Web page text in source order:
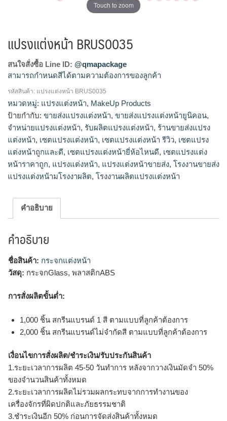
Touch to zoom
แปรงแต่งหน้า BRUS0035
สนใจสั่งซื้อ Line ID: @qmapackage
สามารถกำหนดสีได้ตามความต้องการของลูกค้า
แปรงแต่งหน้า, ขายส่งแปรงแต่งหน้า, ขายส่งแปรงแต่งหน้า
ยูนิคอน, จำหน่ายแปรงแต่งหน้า, รับผลิตแปรงแต่งหน้า, ร้าน
ขายส่งแปรงแต่งหน้า, เซตแปรงแต่งหน้า, เซตแปรงแต่งหน้า รีวิว,
เซตแปรงแต่งหน้าถูกและดี, เซตแปรงแต่งหน้ายี่ห้อไหนดี, เซต
แปรงแต่งหน้าราคาถูก, แปรงแต่งหน้า, แปรงแต่งหน้าขายส่ง,
โรงงานขายส่งแปรงแต่งหน้ามโรงงาผลิต, โรงงานผลิตแปรงแต่ง
หน้า
รหัสสินค้า: แปรงแต่งหน้า BRUS0035
หมวดหมู่: แปรงแต่งหน้า, MakeUp Products
ป้ายกำกับ: ขายส่งแปรงแต่งหน้า, ขายส่งแปรงแต่งหน้ายูนิคอน,
จำหน่ายแปรงแต่งหน้า, รับผลิตแปรงแต่งหน้า, ร้านขายส่งแปรง
แต่งหน้า, เซตแปรงแต่งหน้า, เซตแปรงแต่งหน้า รีวิว, เซตแปรง
แต่งหน้าถูกและดี, เซตแปรงแต่งหน้ายี่ห้อไหนดี, เซตแปรงแต่ง
หน้าราคาถูก, แปรงแต่งหน้า, แปรงแต่งหน้าขายส่ง, โรงงานขายส่ง
แปรงแต่งหน้ามโรงงาผลิต, โรงงานผลิตแปรงแต่งหน้า
คำอธิบาย
คำอธิบาย
ชื่อสินค้า: กระจกแต่งหน้า
วัสดุ: กระจกGlass, พลาสติกABS
การสั่งผลิตขั้นต่ำ:
1,000 ชิ้น สกรีนแบรนด์ 1 สี ตามแบบที่ลูกค้าต้องการ
2,000 ชิ้น สกรีนแบรนด์ไม่จำกัดสี ตามแบบที่ลูกค้าต้องการ
เงื่อนไขการสั่งผลิต/ชำระเงิน/รับประกันสินค้า
1.ระยะเวลาการผลิต 45-50 วันทำการ หลังจากวางเงินมัดจำ 50%
ของจำนวนสินค้าทั้งหมด
2.ระยะเวลาการผลิตไม่รวมผลกระทบจากการทำงานของ
เครื่องจักรที่ผิดปกติและภัยธรรมชาติ
3.ชำระเงินอีก 50% ก่อนการจัดส่งสินค้าทั้งหมด